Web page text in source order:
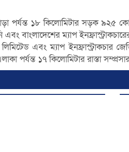
পর্যন্ত ১৮ কিলোমিটার সড়ক ৯২৫
বাংলাদেশের ম্যাপ
লিমিটেড এবং ম্যাপ
পর্যন্ত ১৭ কিলোমিটার রাস্তা